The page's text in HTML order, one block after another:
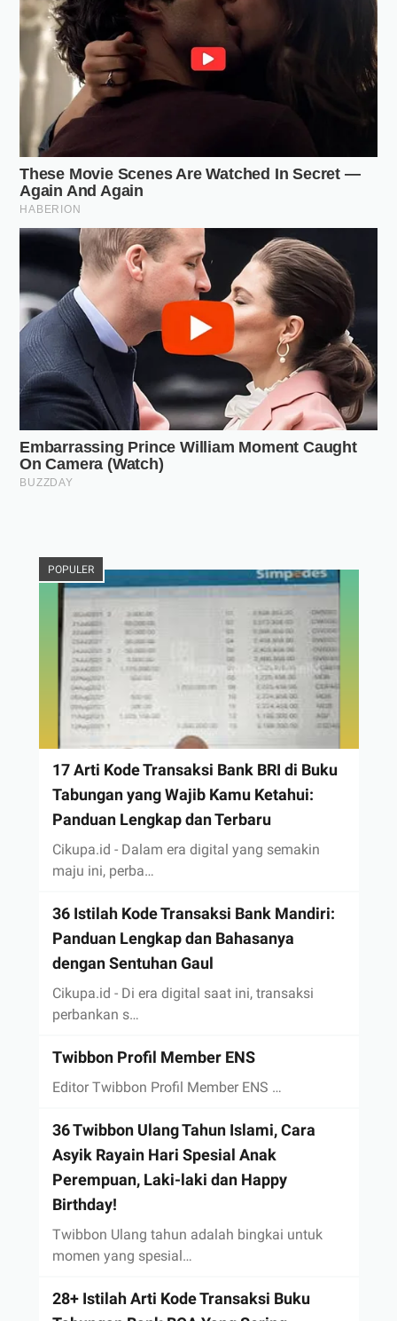
POPULER
17 Arti Kode Transaksi Bank BRI di Buku
Tabungan yang Wajib Kamu Ketahui:
Panduan Lengkap dan Terbaru
Cikupa.id - Dalam era digital yang semakin
maju ini, perba…
36 Istilah Kode Transaksi Bank Mandiri:
Panduan Lengkap dan Bahasanya
dengan Sentuhan Gaul
Cikupa.id - Di era digital saat ini, transaksi
perbankan s…
Twibbon Profil Member ENS
Editor Twibbon Profil Member ENS …
36 Twibbon Ulang Tahun Islami, Cara
Asyik Rayain Hari Spesial Anak
Perempuan, Laki-laki dan Happy
Birthday!
Twibbon Ulang tahun adalah bingkai untuk
momen yang spesial…
28+ Istilah Arti Kode Transaksi Buku